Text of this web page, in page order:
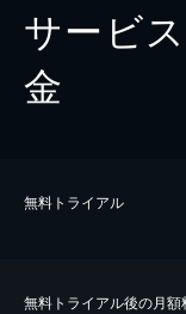
サービ
金
無料トライアル
無料トライアル後の⽉額